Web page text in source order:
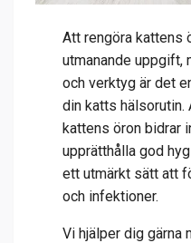
Att rengöra kattens
utmanande uppgift,
och verktyg är det
din katts hälsorutin.
kattens öron bidrar
upprätthålla god
ett utmärkt sätt att
och infektioner.
Vi hjälper dig gärna